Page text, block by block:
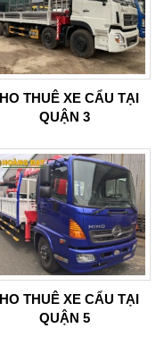
THUÊ XE CẨU TẠI
QUẬN 3
THUÊ XE CẨU TẠI
QUẬN 5